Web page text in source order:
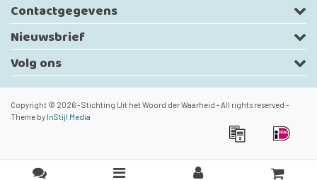
Contactgegevens
Nieuwsbrief
Volg ons
Copyright © 2026 - Stichting Uit het Woord der Waarheid - All rights reserved -
Theme by InStijl Media